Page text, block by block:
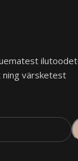
värsketest